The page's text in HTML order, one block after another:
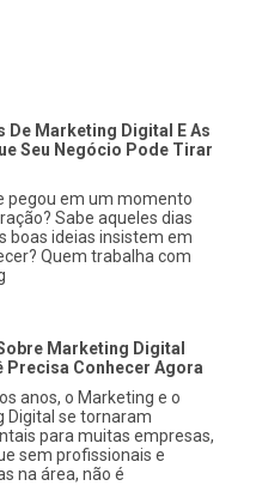
De Marketing Digital E As
Seu Negócio Pode Tirar
pegou em um momento
Sabe aqueles dias
boas ideias insistem em
Quem trabalha com
Marketing Digital
Precisa Conhecer Agora
anos, o Marketing e o
Digital se tornaram
para muitas empresas,
sem profissionais e
na área, não é